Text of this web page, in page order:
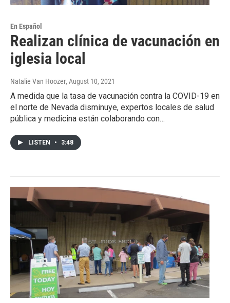
En Español
Realizan clínica de vacunación en
iglesia local
Natalie Van Hoozer, August 10, 2021
A medida que la tasa de vacunación contra la COVID-19 en
el norte de Nevada disminuye, expertos locales de salud
pública y medicina están colaborando con…
LISTEN • 3:48